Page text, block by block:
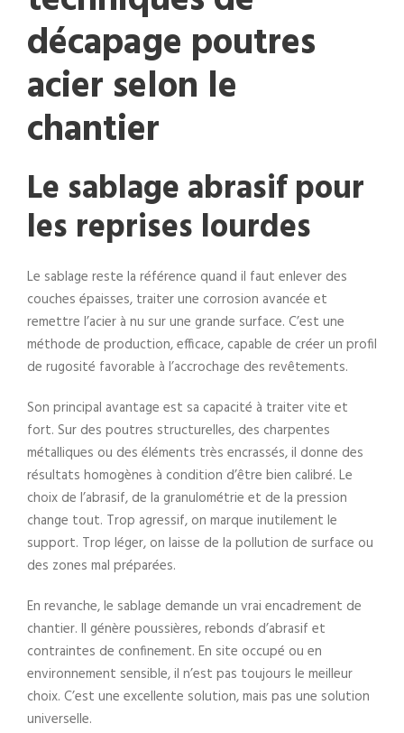
décapage poutres
acier selon le
chantier
Le sablage abrasif pour
les reprises lourdes
Le sablage reste la référence quand il faut enlever des
couches épaisses, traiter une corrosion avancée et
remettre l’acier à nu sur une grande surface. C’est une
méthode de production, efficace, capable de créer un profil
de rugosité favorable à l’accrochage des revêtements.
Son principal avantage est sa capacité à traiter vite et
fort. Sur des poutres structurelles, des charpentes
métalliques ou des éléments très encrassés, il donne des
résultats homogènes à condition d’être bien calibré. Le
choix de l’abrasif, de la granulométrie et de la pression
change tout. Trop agressif, on marque inutilement le
support. Trop léger, on laisse de la pollution de surface ou
des zones mal préparées.
En revanche, le sablage demande un vrai encadrement de
chantier. Il génère poussières, rebonds d’abrasif et
contraintes de confinement. En site occupé ou en
environnement sensible, il n’est pas toujours le meilleur
choix. C’est une excellente solution, mais pas une solution
universelle.